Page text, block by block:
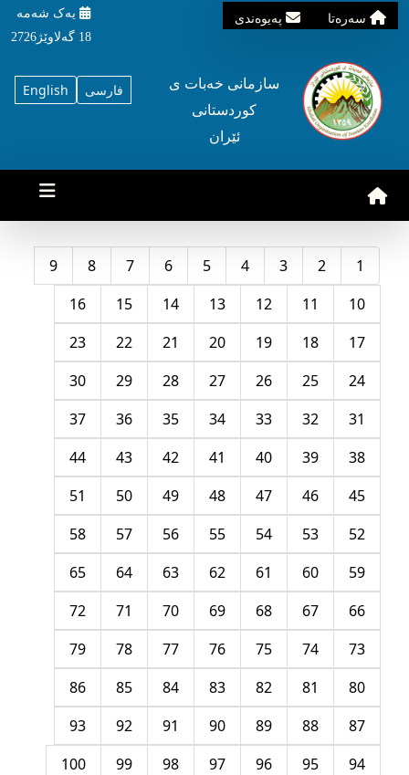
سه‌ره‌تا په‌یوه‌ندی
یه‌ک شه‌مه‌
18 گه‌لاوێژ2726
English فارسی
سازمانی خه‌بات ی
کوردستانی
ئێران
1
2
3
4
5
6
7
8
9
10
11
12
13
14
15
16
17
18
19
20
21
22
23
24
25
26
27
28
29
30
31
32
33
34
35
36
37
38
39
40
41
42
43
44
45
46
47
48
49
50
51
52
53
54
55
56
57
58
59
60
61
62
63
64
65
66
67
68
69
70
71
72
73
74
75
76
77
78
79
80
81
82
83
84
85
86
87
88
89
90
91
92
93
94
95
96
97
98
99
100